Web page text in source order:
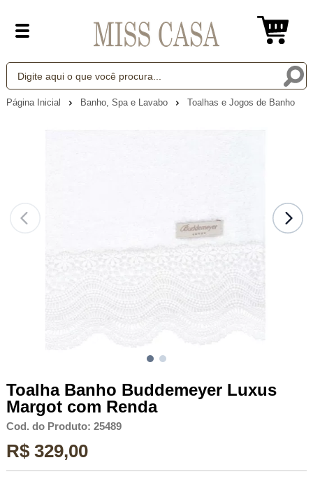
Página Inicial Banho, Spa e Lavabo Toalhas e Jogos de Banho
Toalha Banho Buddemeyer Luxus
Margot com Renda
Cod. do Produto: 25489
R$ 329,00